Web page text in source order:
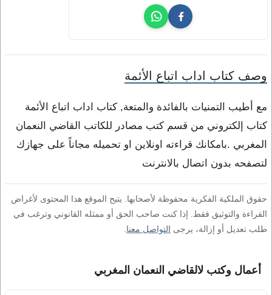
وصف كتاب اداب اتباع الأئمة
مع أطيب التمنيات بالفائدة والمتعة, كتاب اداب اتباع الأئمة
كتاب إلكتروني من قسم كتب مصادر للكاتب القاضي النعمان
المغربي .بامكانك قراءته اونلاين او تحميله مجاناً على جهازك
لتصفحه بدون اتصال بالانترنت
حقوق الملكية الفكرية محفوظة لأصحابها. يتيح الموقع هذا المحتوى لأغراض
القراءة والتوثيق فقط. إذا كنت صاحب الحق أو ممثله القانوني وترغب في
طلب تعديل أو إزالة، يرجى التواصل معنا
أعمال وكتب لالقاضي النعمان المغربي